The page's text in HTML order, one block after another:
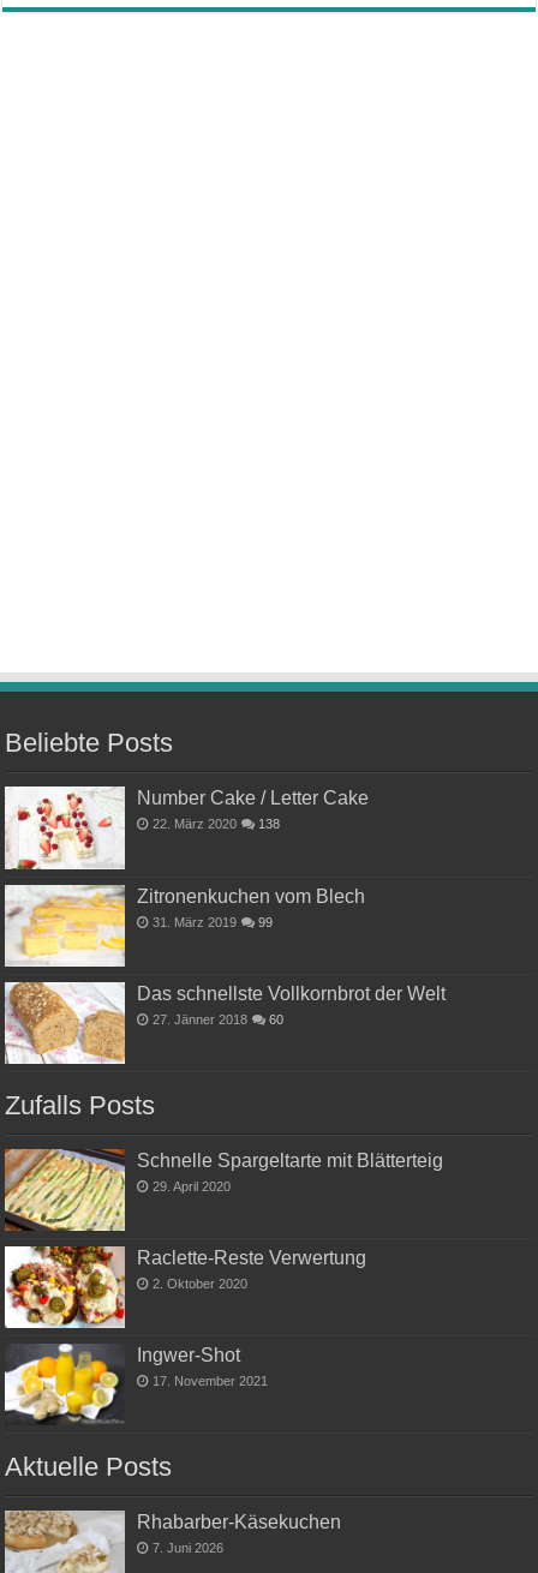
Beliebte Posts
Number Cake / Letter Cake
22. März 2020 138
Zitronenkuchen vom Blech
31. März 2019 99
Das schnellste Vollkornbrot der Welt
27. Jänner 2018 60
Zufalls Posts
Schnelle Spargeltarte mit Blätterteig
29. April 2020
Raclette-Reste Verwertung
2. Oktober 2020
Ingwer-Shot
17. November 2021
Aktuelle Posts
Rhabarber-Käsekuchen
7. Juni 2026